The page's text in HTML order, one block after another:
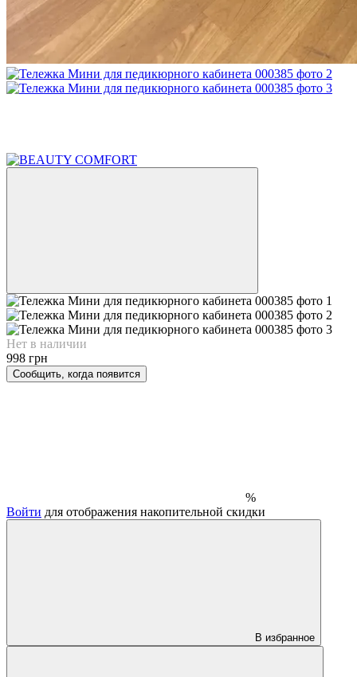
Нет в наличии
998 грн
Сообщить, когда появится
%
Войти для отображения накопительной скидки
В избранное